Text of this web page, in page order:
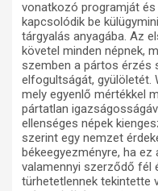
vonatkozó programját
kapcsolódik be
tárgyalás anyagába. Az
követel minden népnek,
szemben a pártos érzés
elfogultságát, gyülöletét.
mely egyenlő mértékkel
pártatlan
ellenséges népek
szerint egy nemzet
békeegyezményre, ha
valamennyi szerződő fél
türhetetlennek tekintette